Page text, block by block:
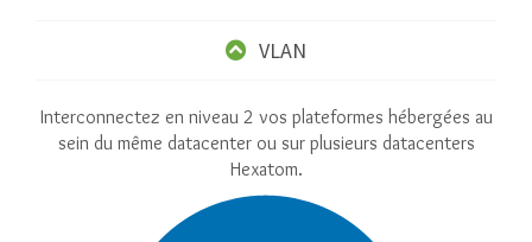
VLAN
Interconnectez en niveau 2 vos plateformes hébergées au
sein du même datacenter ou sur plusieurs datacenters
Hexatom.